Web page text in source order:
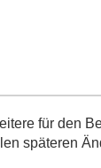
für den
späteren